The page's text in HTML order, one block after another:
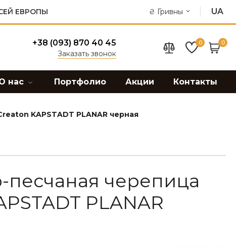
ЕВРОПЫ ₴ Гривны UA
+38 (093) 870 40 45
Заказать звонок
0 0
нас Портфолио Акции Контакты
KAPSTADT PLANAR черная
черепица
PLANAR